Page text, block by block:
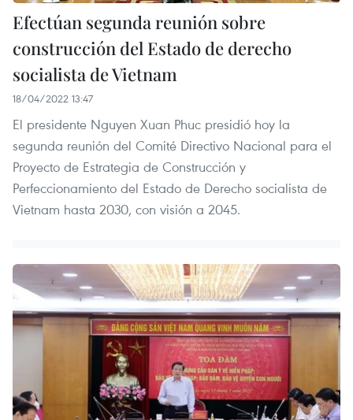
Efectúan segunda reunión sobre
construcción del Estado de derecho
socialista de Vietnam
18/04/2022 13:47
El presidente Nguyen Xuan Phuc presidió hoy la
segunda reunión del Comité Directivo Nacional para el
Proyecto de Estrategia de Construcción y
Perfeccionamiento del Estado de Derecho socialista de
Vietnam hasta 2030, con visión a 2045.